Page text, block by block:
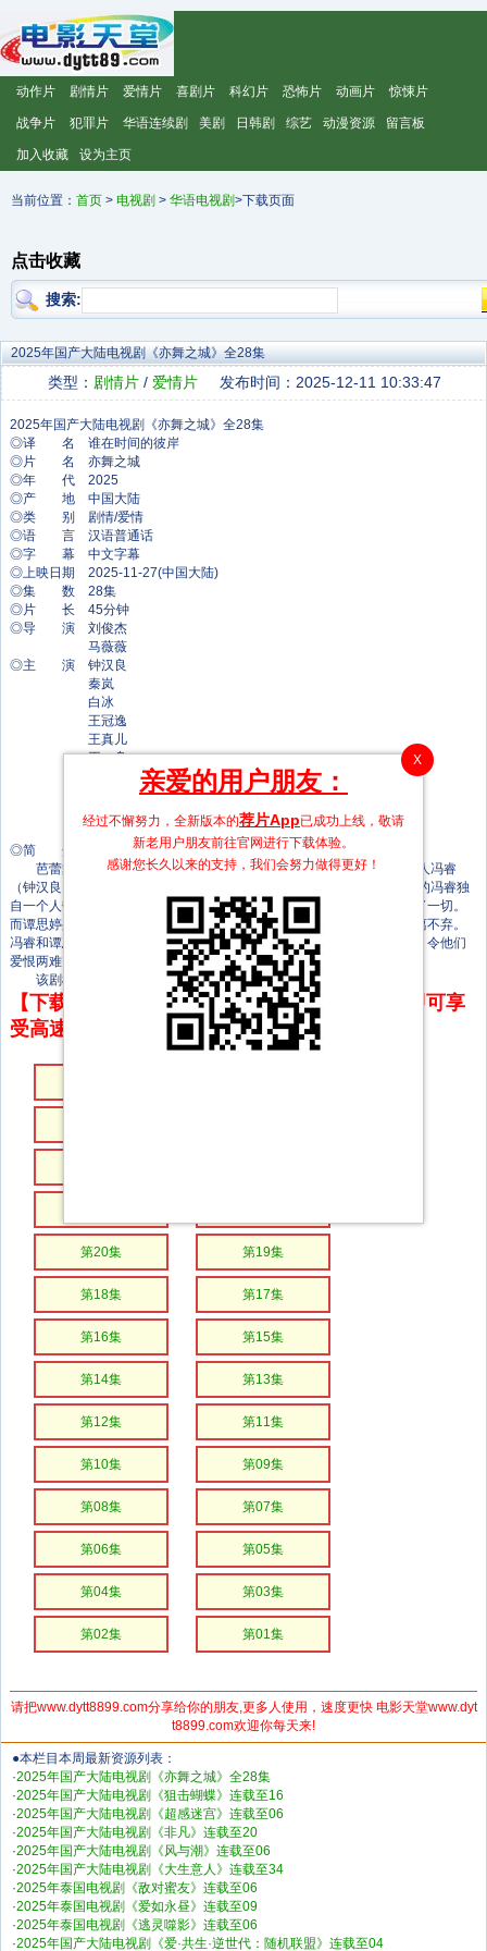
动作片 剧情片 爱情片 喜剧片 科幻片 恐怖片 动画片 惊悚片
战争片 犯罪片 华语连续剧 美剧 日韩剧 综艺 动漫资源 留言板
加入收藏 设为主页
当前位置： 首页 > 电视剧 > 华语电视剧>下载页面
点击收藏
搜索:
2025年国产大陆电视剧《亦舞之城》全28集
类型： 剧情片 / 爱情片 发布时间：2025-12-11 10:33:47
◎译 名 谁在时间的彼岸
◎片 名 亦舞之城
◎年 代 2025
◎产 地 中国大陆
◎类 别 剧情/爱情
◎语 言 汉语普通话
◎字 幕 中文字幕
◎上映日期 2025-11-27(中国大陆)
◎集 数 28集
◎片 长 45分钟
◎导 演 刘俊杰
马薇薇
◎主 演 钟汉良
秦岚
白冰
王冠逸
王真儿
王一舟
陈瑾
张太文
◎简 介
芭蕾舞艺术家谭思婷（秦岚 饰）退役归国，欲与当年被迫分开的恋人冯睿
（钟汉良 饰）破镜重圆，但是过去的误会如同天堑一般隔断两人。如今的冯睿独
自一个人带着孩子，生活如同深潭静水，谭思婷回来如同一颗石子搅乱了一切。
而谭思婷身边也有一个默默爱了她十年的暗恋者，这次勇敢追爱对她不离不弃。
冯睿和谭思婷彼此逃避对方，但是命运的漩涡却不断的将两人裹挟其中，令他们
爱恨两难。
该剧根据青衫落拓的小说《谁在时间的彼岸》改编。
【下载地址】本站专属下载器：点击下方链接 即可享
受高速下载和在线播放 专治迅雷无法下载
第20集 第19集
第18集 第17集
第16集 第15集
第14集 第13集
第12集 第11集
第10集 第09集
第08集 第07集
第06集 第05集
第04集 第03集
第02集 第01集
请把www.dytt8899.com分享给你的朋友,更多人使用，速度更快 电影天堂www.dyt
t8899.com欢迎你每天来!
●本栏目本周最新资源列表：
·2025年国产大陆电视剧《亦舞之城》全28集
·2025年国产大陆电视剧《狙击蝴蝶》连载至16
·2025年国产大陆电视剧《超感迷宫》连载至06
·2025年国产大陆电视剧《非凡》连载至20
·2025年国产大陆电视剧《风与潮》连载至06
·2025年国产大陆电视剧《大生意人》连载至34
·2025年泰国电视剧《敌对蜜友》连载至06
·2025年泰国电视剧《爱如永昼》连载至09
·2025年泰国电视剧《逃灵噬影》连载至06
·2025年国产大陆电视剧《爱·共生·逆世代：随机联盟》连载至04
X
亲爱的用户朋友：
经过不懈努力，全新版本的荐片App已成功上线，敬请
新老用户朋友前往官网进行下载体验。
感谢您长久以来的支持，我们会努力做得更好！